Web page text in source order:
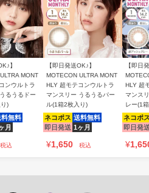
】
MONT
ンウルトラ
るうるドー
)
料無料
月
税込
【即日発送OK♪】
MOTECON ULTRA MONT
HLY 超モテコンウルトラ
マンスリー うるうるパー
ル(1箱2枚入り)
ネコポス 送料無料
即日発送 1ヶ月
¥1,650 税込
【即日
HLY 超
マンス
レー(1
ネコポ
即日発
¥